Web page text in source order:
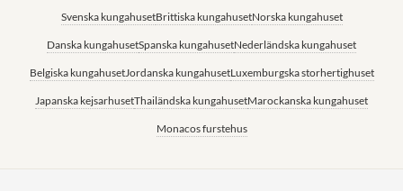
Svenska kungahusetBrittiska kungahusetNorska kungahuset
Danska kungahusetSpanska kungahusetNederländska kungahuset
Belgiska kungahusetJordanska kungahusetLuxemburgska storhertighuset
Japanska kejsarhusetThailändska kungahusetMarockanska kungahuset
Monacos furstehus